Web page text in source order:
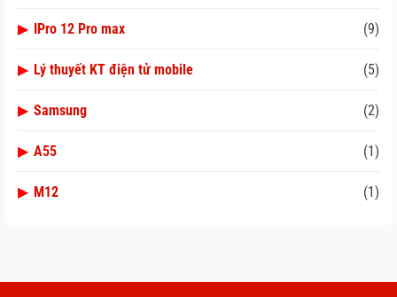
▶ IPro 12 Pro max (9)
▶ Lý thuyết KT điện tử mobile (5)
▶ Samsung (2)
▶ A55 (1)
▶ M12 (1)